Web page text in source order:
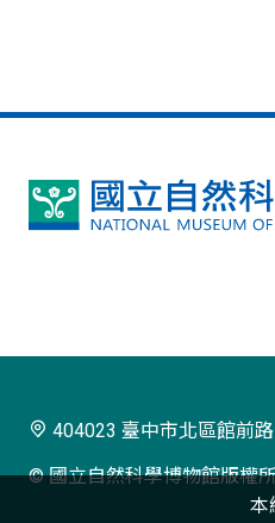
國
404023 臺中市北區館前
© 國立自然科學博物館版權
本